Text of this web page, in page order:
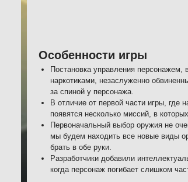
Особенности игры
Постановка управления персонажем,
наркотиками, незаслуженно
за спиной у персонажа.
В отличие от первой части игры, где
появятся несколько миссий, в
Первоначальный выбор оружия не
мы будем находить все новые виды
брать в обе руки.
Разработчики добавили
когда персонаж погибает слишком